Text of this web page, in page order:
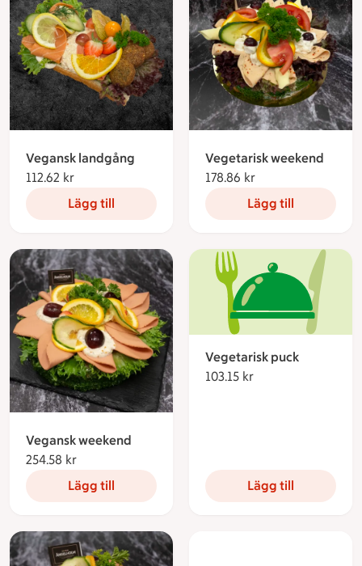
Vegansk landgång
112.62 kr
Lägg till
Vegetarisk weekend
178.86 kr
Lägg till
Vegansk weekend
254.58 kr
Lägg till
Vegetarisk puck
103.15 kr
Lägg till